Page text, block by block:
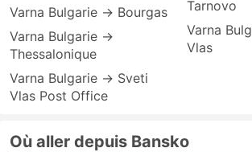
Varna Bulgarie → Bourgas
Varna Bulgarie →
Thessalonique
Varna Bulgarie → Sveti
Vlas Post Office
Tarnovo
Varna
Vlas
Où aller depuis Bansko